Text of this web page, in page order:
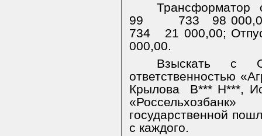
Трансформатор
99
733
98
734
21 000,00;
000,00.
Взыскать с
ответственностью
Крылова
В*** Н***,
государственной
с каждого.